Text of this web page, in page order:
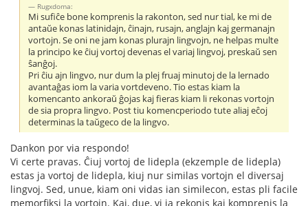
Rugxdoma:
Mi sufiĉe bone komprenis la rakonton, sed nur tial, ke mi de
antaŭe konas latinidajn, ĉinajn, rusajn, anglajn kaj germanajn
vortojn. Se oni ne jam konas plurajn lingvojn, ne helpas multe
la principo ke ĉiuj vortoj devenas el variaj lingvoj, preskaŭ sen
ŝanĝoj.
Pri ĉiu ajn lingvo, nur dum la plej fruaj minutoj de la lernado
avantaĝas iom la varia vortdeveno. Tio estas kiam la
komencanto ankoraŭ ĝojas kaj fieras kiam li rekonas vortojn
de sia propra lingvo. Post tiu komencperiodo tute aliaj eĉoj
determinas la taŭgeco de la lingvo.
Dankon por via respondo!
Vi certe pravas. Ĉiuj vortoj de lidepla (ekzemple de lidepla)
estas ja vortoj de lidepla, kiuj nur similas vortojn el diversaj
lingvoj. Sed, unue, kiam oni vidas ian similecon, estas pli facile
memorfiksi la vortojn. Kaj, due, vi ja rekonis kaj komprenis la